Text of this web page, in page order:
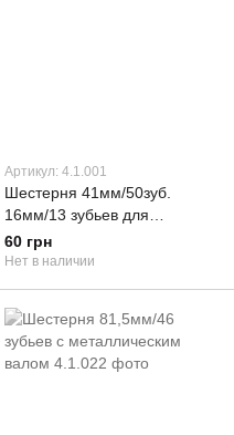
Артикул: 4.1.001
Шестерня 41мм/50зуб.
16мм/13 зубьев для
мясорубки Помощница
60 грн
Нет в наличии